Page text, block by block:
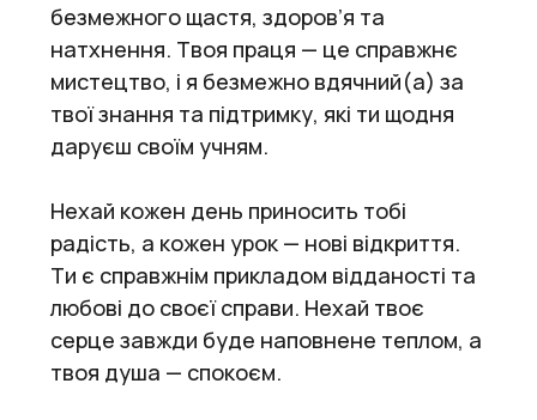
безмежного щастя, здоров’я та
натхнення. Твоя праця — це справжнє
мистецтво, і я безмежно вдячний(а) за
твої знання та підтримку, які ти щодня
даруєш своїм учням.
Нехай кожен день приносить тобі
радість, а кожен урок — нові відкриття.
Ти є справжнім прикладом відданості та
любові до своєї справи. Нехай твоє
серце завжди буде наповнене теплом, а
твоя душа — спокоєм.